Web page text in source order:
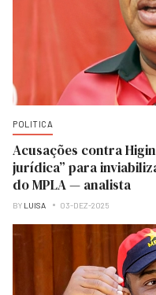
POLITICA
Acusações contra
jurídica” para
do MPLA — analista
BY LUISA 03-DEZ-2025